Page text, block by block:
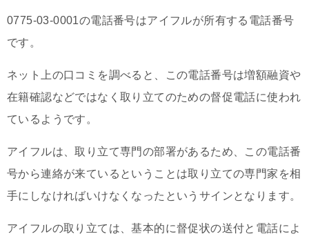
0775-03-0001の電話番号はアイフルが所有する電話番号
です。
ネット上の口コミを調べると、この電話番号は増額融資や
在籍確認などではなく取り立てのための督促電話に使われ
ているようです。
アイフルは、取り立て専門の部署があるため、この電話番
号から連絡が来ているということは取り立ての専門家を相
手にしなければいけなくなったというサインとなります。
アイフルの取り立ては、基本的に督促状の送付と電話によ